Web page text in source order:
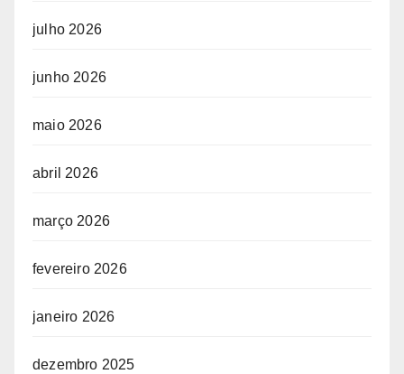
julho 2026
junho 2026
maio 2026
abril 2026
março 2026
fevereiro 2026
janeiro 2026
dezembro 2025